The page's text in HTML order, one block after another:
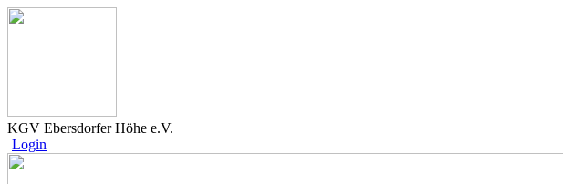
KGV Ebersdorfer Höhe e.V.
Login